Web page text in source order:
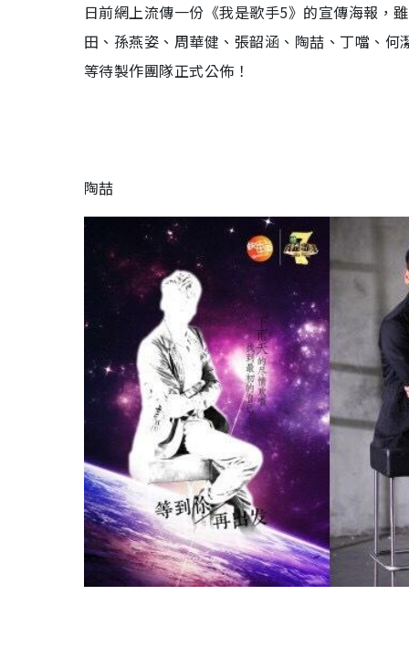
日前網上流傳一份《我是歌手5》的宣傳海報，
田、孫燕姿、周華健、張韶涵、陶喆、丁噹、
等待製作團隊正式公佈！
陶喆